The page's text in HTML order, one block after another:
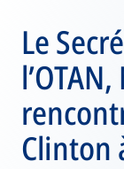
Le
Clinton